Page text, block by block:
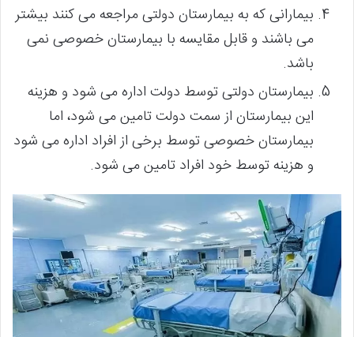
بیمارانی که به بیمارستان دولتی مراجعه می کنند بیشتر
می باشند و قابل مقایسه با بیمارستان خصوصی نمی
باشد.
بیمارستان دولتی توسط دولت اداره می شود و هزینه
این بیمارستان از سمت دولت تامین می شود، اما
بیمارستان خصوصی توسط برخی از افراد اداره می شود
و هزینه توسط خود افراد تامین می شود.